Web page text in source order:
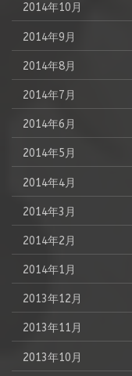
2014年10月
2014年9月
2014年8月
2014年7月
2014年6月
2014年5月
2014年4月
2014年3月
2014年2月
2014年1月
2013年12月
2013年11月
2013年10月